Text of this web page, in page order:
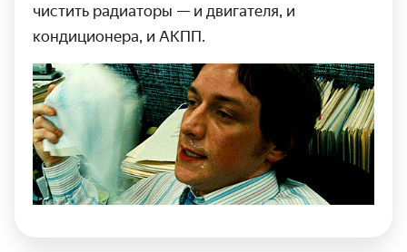
чистить радиаторы — и двигателя, и
кондиционера, и АКПП.